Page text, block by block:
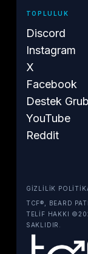
TOPLULUK
Discord
Instagram
X
Facebook
Destek
YouTube
Reddit
GIZLILIK
TCF®, BEARD
TELIF HAKKI
SAKLIDIR.